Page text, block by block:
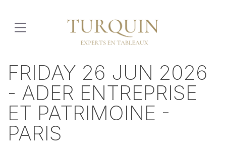
FRIDAY 26 JUN 2026
- ADER ENTREPRISE
ET PATRIMOINE -
PARIS